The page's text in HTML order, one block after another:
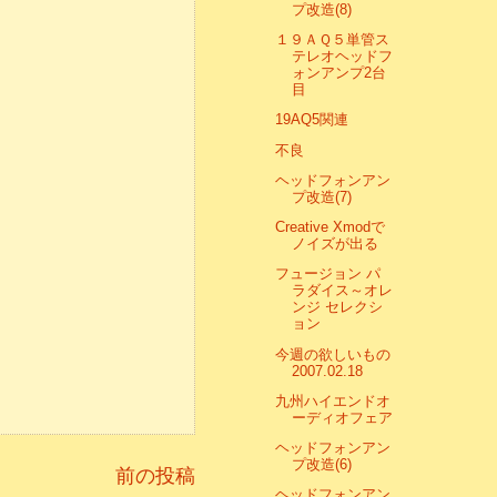
前の投稿
プ改造(8)
１９ＡＱ５単管ス
テレオヘッドフ
ォンアンプ2台
目
19AQ5関連
不良
ヘッドフォンアン
プ改造(7)
Creative Xmodで
ノイズが出る
フュージョン パ
ラダイス～オレ
ンジ セレクシ
ョン
今週の欲しいもの
2007.02.18
九州ハイエンドオ
ーディオフェア
ヘッドフォンアン
プ改造(6)